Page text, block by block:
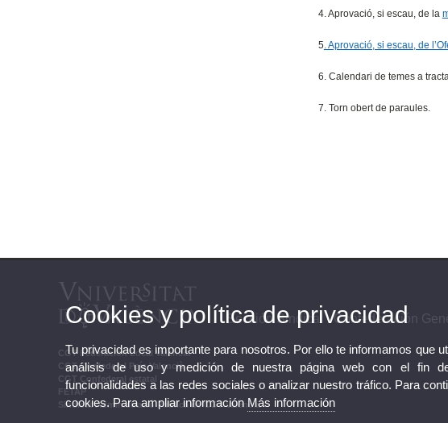
4. Aprovació, si escau, de la
5. Aprovació, si escau, de
6. Calendari de temes a
7. Torn obert de paraules.
Sección Sindical - Confederación
CGT Federación Local Valencia
CGT Confederal País Valencià
CGT Confederal estatal
FETAP
Sindicat Administració Pública de CGT València
Cookies y política de privacidad
Tu privacidad es importante para nosotros. Por ello te informamos que
análisis de uso y medición de nuestra página web con el fin de
funcionalidades a las redes sociales o analizar nuestro tráfico. Para
cookies. Para ampliar informaciónMás información